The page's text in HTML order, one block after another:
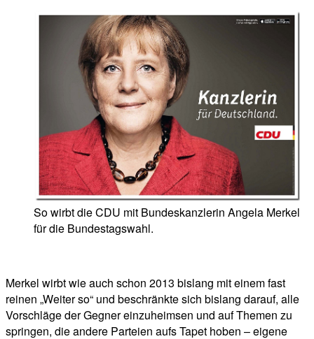
So wirbt die CDU mit Bundeskanzlerin Angela Merkel
für die Bundestagswahl.
Merkel wirbt wie auch schon 2013 bislang mit einem fast
reinen „Weiter so“ und beschränkte sich bislang darauf, alle
Vorschläge der Gegner einzuheimsen und auf Themen zu
springen, die andere Parteien aufs Tapet hoben – eigene